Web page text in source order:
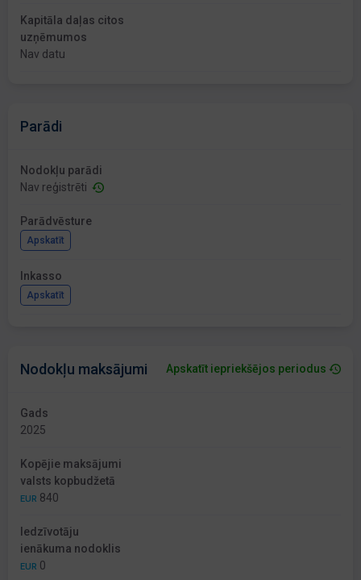
Kapitāla daļas citos
uzņēmumos
Nav datu
Parādi
Nodokļu parādi
Nav reģistrēti
Parādvēsture
Apskatīt
Inkasso
Apskatīt
Nodokļu maksājumi Apskatīt iepriekšējos periodus
Gads
2025
Kopējie maksājumi
valsts kopbudžetā
EUR 840
Iedzīvotāju
ienākuma nodoklis
EUR 0